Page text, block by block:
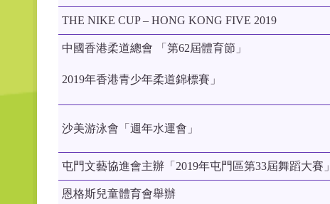
THE NIKE CUP – HONG KONG FIVE 2019
中國香港柔道總會 「第62屆體育節」
2019年香港青少年柔道錦標賽」
沙美游泳會「週年水運會」
屯門文藝協進會主辦「2019年屯門區第33屆舞蹈大賽」
恩格斯兒童體育會舉辦